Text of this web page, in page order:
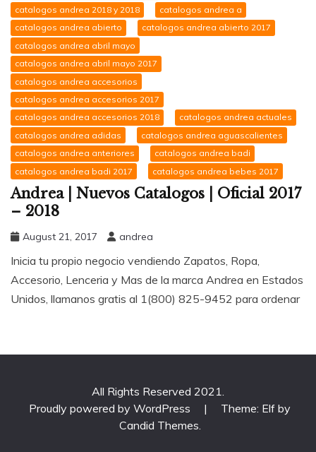
catalogos andrea 2018 y 2018
catalogos andrea a
catalogos andrea abierto
catalogos andrea abierto 2017
catalogos andrea abril mayo
catalogos andrea abril mayo 2017
catalogos andrea accesorios
catalogos andrea accesorios 2017
catalogos andrea accesorios 2018
catalogos andrea actuales
catalogos andrea adidas
catalogos andrea aguascalientes
catalogos andrea anteriores
catalogos andrea badi
catalogos andrea badi 2017
catalogos andrea bebes 2017
Andrea | Nuevos Catalogos | Oficial 2017
– 2018
August 21, 2017 andrea
Inicia tu propio negocio vendiendo Zapatos, Ropa,
Accesorio, Lenceria y Mas de la marca Andrea en Estados
Unidos, llamanos gratis al 1(800) 825-9452 para ordenar
All Rights Reserved 2021.
Proudly powered by WordPress
|
Theme: Elf by
Candid Themes